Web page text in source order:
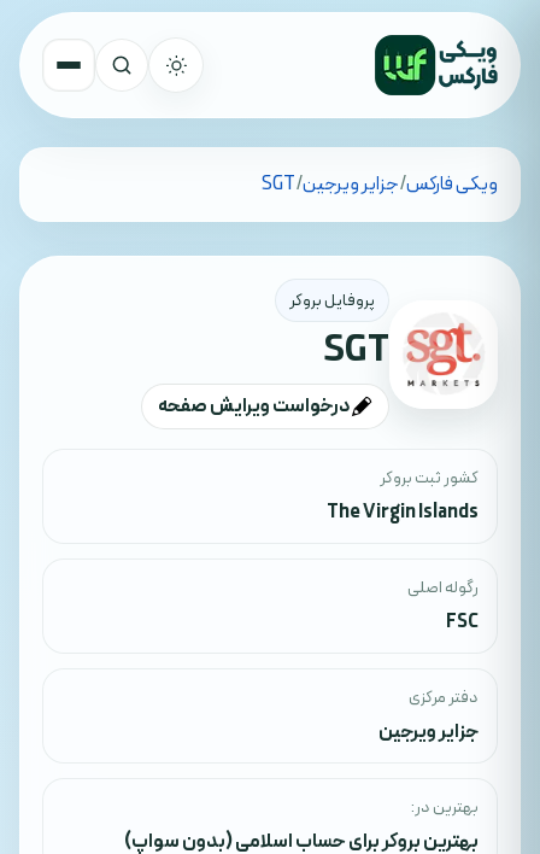
تمام کشورهاویکی فارکس/جزایر ویرجین/
SGT
پروفایل بروکر
SGT
درخواست ویرایش صفحه
کشور ثبت بروکر
The Virgin Islands
رگوله اصلی
FSC
دفتر مرکزی
جزایر ویرجین
بهترین در:
بهترین بروکر برای حساب اسلامی (بدون سواپ)